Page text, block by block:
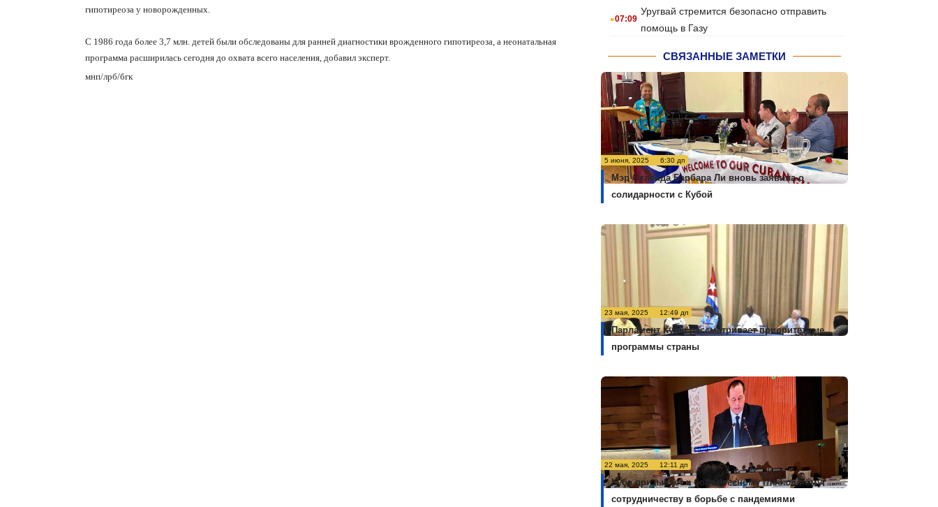
гипотиреоза у новорожденных.
С 1986 года более 3,7 млн. детей были обследованы для ранней диагностики врожденного гипотиреоза, а неонатальная
программа расширилась сегодня до охвата всего населения, добавил эксперт.
мнп/лрб/бгк
.07:09
Уругвай стремится безопасно отправить
помощь в Газу
СВЯЗАННЫЕ ЗАМЕТКИ
5 июня, 2025 6:30 дп
Мэр Окленда Барбара Ли вновь заявила о
солидарности с Кубой
23 мая, 2025 12:49 дп
Парламент Кубы рассматривает приоритетные
программы страны
22 мая, 2025 12:11 дп
Куба призывает к более тесному глобальному
сотрудничеству в борьбе с пандемиями